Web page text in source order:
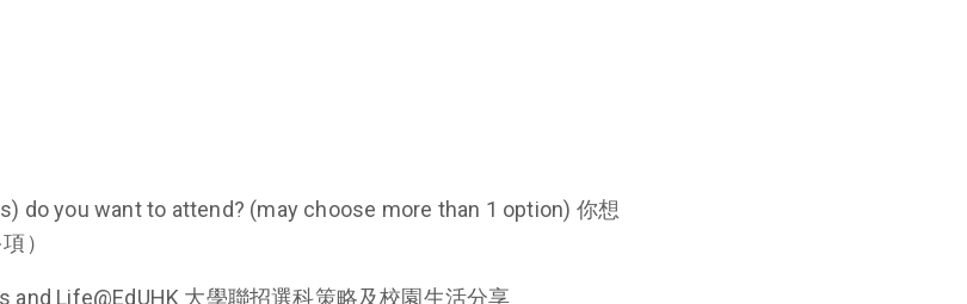
(may choose more than 1 option) 你想
）
and Life@EdUHK 大學聯招選科策略及校園生活分享